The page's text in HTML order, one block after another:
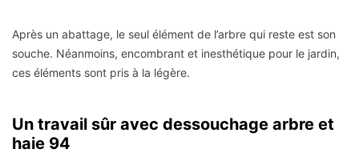
Après un abattage, le seul élément de l’arbre qui reste est son
souche. Néanmoins, encombrant et inesthétique pour le jardin,
ces éléments sont pris à la légère.
Un travail sûr avec dessouchage arbre et
haie 94